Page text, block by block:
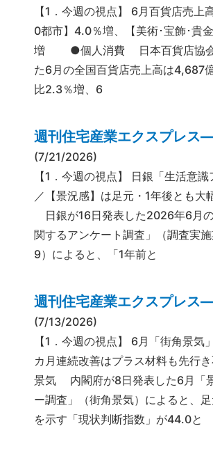
【1．今週の視点】 6月百貨店売上
0都市】4.0％増、【美術･宝飾･貴
増 ●個人消費 日本百貨店協会
た6月の全国百貨店売上高は4,687
比2.3％増、6
週刊住宅産業エクスプレス
(7/21/2026)
【1．今週の視点】 日銀「生活意識
／【景況感】は足元・1年後とも
日銀が16日発表した2026年6月
関するアンケート調査」（調査実
9）によると、「1年前と
週刊住宅産業エクスプレス
(7/13/2026)
【1．今週の視点】 6月「街角景気
カ月連続改善はプラス材料も先行
景気 内閣府が8日発表した6月「
ー調査」（街角景気）によると、
を示す「現状判断指数」が44.0と